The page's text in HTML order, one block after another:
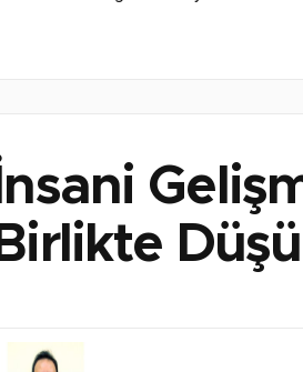
İnsani
Birlikte